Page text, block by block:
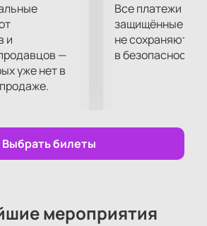
и
—
уже нет в
Все платежи
защищённые
не сохраняются
в безопасности.
Выбрать билеты
мероприятия